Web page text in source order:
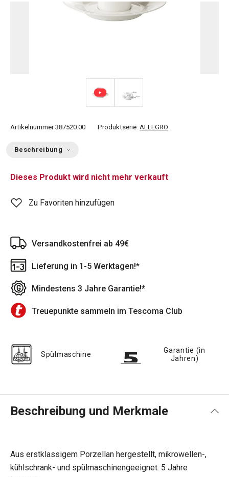
Artikelnummer 387520.00 Produktserie: ALLEGRO
Beschreibung
Dieses Produkt wird nicht mehr verkauft
Zu Favoriten hinzufügen
Versandkostenfrei ab 49€
Lieferung in 1-5 Werktagen!*
Mindestens 3 Jahre Garantie!*
Treuepunkte sammeln im Tescoma Club
Spülmaschine
Garantie (in
Jahren)
Beschreibung und Merkmale
Aus erstklassigem Porzellan hergestellt, mikrowellen-,
kühlschrank- und spülmaschinengeeignet. 5 Jahre